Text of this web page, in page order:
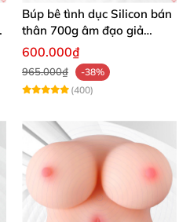
Búp bê tình dục Silicon bán
thân 700g âm đạo giả
nguyên khối giống thật
600.000₫
965.000₫
-38%
(400)